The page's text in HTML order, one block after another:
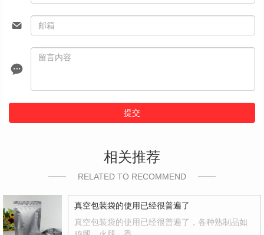
提交
相关推荐
RELATED TO RECOMMEND
真空包装袋的使用已经很普遍了
真空包装袋的使用已经很普遍了，各种熟制品如